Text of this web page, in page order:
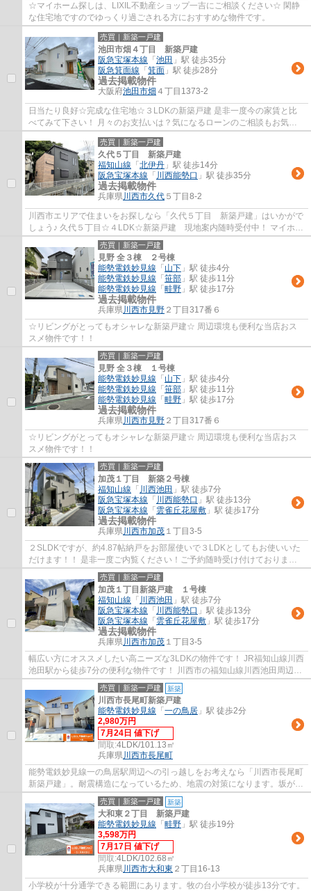
☆マイホーム探しは、LIXIL不動産ショップ一吉にご相談ください☆ 閑静
な住宅地ですのでゆっくり過ごされる方におすすめな物件です。
売買｜新築一戸建
池田市畑４丁目 新築戸建
阪急宝塚本線 「 池田 」駅 徒歩35分
阪急箕面線 「 箕面 」駅 徒歩28分
過去掲載物件
大阪府池田市畑 ４丁目1373-2
日当たり良好☆完成な住宅地☆３LDKの新築戸建 是非一度今の家賃と比
べてみて下さい！ 月々のお支払いは？気になるローンのご相談もお気軽
にお問合せください！
売買｜新築一戸建
久代５丁目 新築戸建
福知山線 「 北伊丹 」駅 徒歩14分
阪急宝塚本線 「 川西能勢口 」駅 徒歩35分
過去掲載物件
兵庫県川西市久代 ５丁目8-2
川西市エリアで住まいをお探しなら「久代５丁目 新築戸建」はいかがで
しょう♪ 久代５丁目☆４LDK☆新築戸建 現地案内随時受付中！ マイホー
ム探しは、LIXIL不動産ショップ一吉にご相談...
売買｜新築一戸建
見野 全３棟 ２号棟
能勢電鉄妙見線 「 山下 」駅 徒歩4分
能勢電鉄妙見線 「 笹部 」駅 徒歩11分
能勢電鉄妙見線 「 畦野 」駅 徒歩17分
過去掲載物件
兵庫県川西市見野 ２丁目317番６
☆リビングがとってもオシャレな新築戸建☆ 周辺環境も便利な当店おス
スメ物件です！！
売買｜新築一戸建
見野 全３棟 １号棟
能勢電鉄妙見線 「 山下 」駅 徒歩4分
能勢電鉄妙見線 「 笹部 」駅 徒歩11分
能勢電鉄妙見線 「 畦野 」駅 徒歩17分
過去掲載物件
兵庫県川西市見野 ２丁目317番６
☆リビングがとってもオシャレな新築戸建☆ 周辺環境も便利な当店おス
スメ物件です！！
売買｜新築一戸建
加茂１丁目 新築２号棟
福知山線 「 川西池田 」駅 徒歩7分
阪急宝塚本線 「 川西能勢口 」駅 徒歩13分
阪急宝塚本線 「 雲雀丘花屋敷 」駅 徒歩17分
過去掲載物件
兵庫県川西市加茂 １丁目3-5
２SLDKですが、約4.87帖納戸をお部屋使いで３LDKとしてもお使いいた
だけます！！ 是非一度ご内覧ください！ご予約随時受け付けておりま
す！！
売買｜新築一戸建
加茂１丁目新築戸建 １号棟
福知山線 「 川西池田 」駅 徒歩7分
阪急宝塚本線 「 川西能勢口 」駅 徒歩13分
阪急宝塚本線 「 雲雀丘花屋敷 」駅 徒歩17分
過去掲載物件
兵庫県川西市加茂 １丁目3-5
幅広い方にオススメしたい高ニーズな3LDKの物件です！ JR福知山線川西
池田駅から徒歩7分の便利な物件です！ 川西市の福知山線川西池田周辺に
新しい住まいをお求めの方は、当社スタッフ...
売買｜新築一戸建 新築
川西市長尾町新築戸建
能勢電鉄妙見線 「 一の鳥居 」駅 徒歩2分
2,980万円
7月24日 値下げ
間取:4LDK/101.13㎡
兵庫県川西市長尾町
能勢電鉄妙見線一の鳥居駅周辺への引っ越しをお考えなら「川西市長尾町
新築戸建」。耐震構造になっているため、地震の対策になります。坂が少
ない平坦地に立地しています。18帖以上も...
売買｜新築一戸建 新築
大和東２丁目 新築戸建
能勢電鉄妙見線 「 畦野 」駅 徒歩19分
3,598万円
7月17日 値下げ
間取:4LDK/102.68㎡
兵庫県川西市大和東 ２丁目16-13
小学校が十分通学できる範囲にあります。牧の台小学校が徒歩13分です。